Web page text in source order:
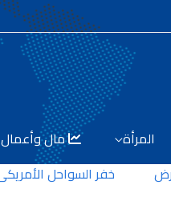
المرأة مال وأعمال
خفر السواحل الأمريكي.. 6 قتلى في تحطم طائرة سياحية في ألاسكا